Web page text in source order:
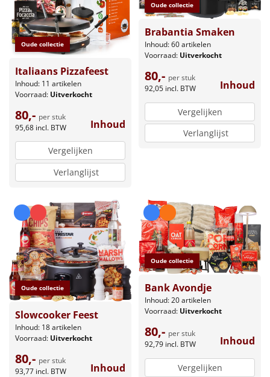
Oude collectie
Italiaans Pizzafeest
Inhoud: 11 artikelen
Voorraad: Uitverkocht
80,- per stuk
95,68 incl. BTW Inhoud
Vergelijken
Verlanglijst
Oude collectie
Brabantia Smaken
Inhoud: 60 artikelen
Voorraad: Uitverkocht
80,- per stuk
92,05 incl. BTW Inhoud
Vergelijken
Verlanglijst
Oude collectie
Slowcooker Feest
Inhoud: 18 artikelen
Voorraad: Uitverkocht
80,- per stuk
93,77 incl. BTW Inhoud
Oude collectie
Bank Avondje
Inhoud: 20 artikelen
Voorraad: Uitverkocht
80,- per stuk
92,79 incl. BTW Inhoud
Vergelijken